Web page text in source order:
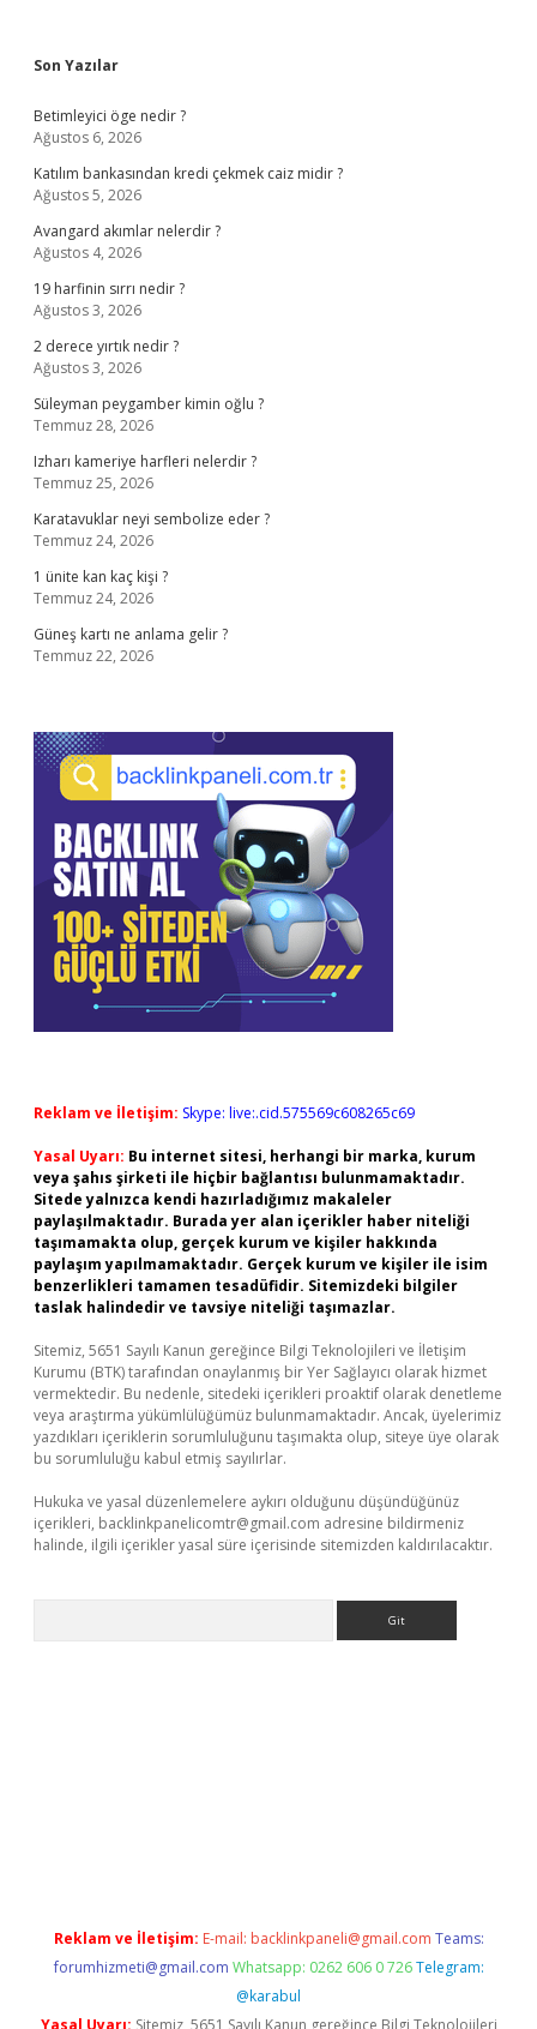
Sidebar
Son Yazılar
Betimleyici öge nedir ?
Ağustos 6, 2026
Katılım bankasından kredi çekmek caiz midir ?
Ağustos 5, 2026
Avangard akımlar nelerdir ?
Ağustos 4, 2026
19 harfinin sırrı nedir ?
Ağustos 3, 2026
2 derece yırtık nedir ?
Ağustos 3, 2026
Süleyman peygamber kimin oğlu ?
Temmuz 28, 2026
Izharı kameriye harfleri nelerdir ?
Temmuz 25, 2026
Karatavuklar neyi sembolize eder ?
Temmuz 24, 2026
1 ünite kan kaç kişi ?
Temmuz 24, 2026
Güneş kartı ne anlama gelir ?
Temmuz 22, 2026
Reklam ve İletişim: Skype: live:.cid.575569c608265c69
Yasal Uyarı: Bu internet sitesi, herhangi bir marka, kurum
veya şahıs şirketi ile hiçbir bağlantısı bulunmamaktadır.
Sitede yalnızca kendi hazırladığımız makaleler
paylaşılmaktadır. Burada yer alan içerikler haber niteliği
taşımamakta olup, gerçek kurum ve kişiler hakkında
paylaşım yapılmamaktadır. Gerçek kurum ve kişiler ile isim
benzerlikleri tamamen tesadüfidir. Sitemizdeki bilgiler
taslak halindedir ve tavsiye niteliği taşımazlar.
Sitemiz, 5651 Sayılı Kanun gereğince Bilgi Teknolojileri ve İletişim
Kurumu (BTK) tarafından onaylanmış bir Yer Sağlayıcı olarak hizmet
vermektedir. Bu nedenle, sitedeki içerikleri proaktif olarak denetleme
veya araştırma yükümlülüğümüz bulunmamaktadır. Ancak, üyelerimiz
yazdıkları içeriklerin sorumluluğunu taşımakta olup, siteye üye olarak
bu sorumluluğu kabul etmiş sayılırlar.
Hukuka ve yasal düzenlemelere aykırı olduğunu düşündüğünüz
içerikleri, backlinkpanelicomtr@gmail.com adresine bildirmeniz
halinde, ilgili içerikler yasal süre içerisinde sitemizden kaldırılacaktır.
Reklam ve İletişim: E-mail: backlinkpaneli@gmail.com Teams:
forumhizmeti@gmail.com Whatsapp: 0262 606 0 726 Telegram:
@karabul
Yasal Uyarı: Sitemiz, 5651 Sayılı Kanun gereğince Bilgi Teknolojileri